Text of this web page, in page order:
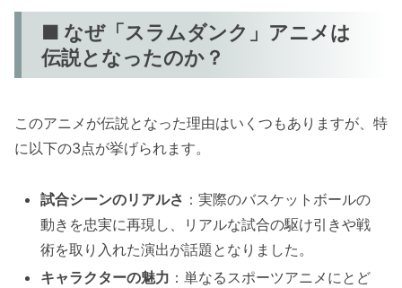
■ なぜ「スラムダンク」アニメは
伝説となったのか？
このアニメが伝説となった理由はいくつもありますが、特
に以下の3点が挙げられます。
試合シーンのリアルさ ：実際のバスケットボールの
動きを忠実に再現し、リアルな試合の駆け引きや戦
術を取り入れた演出が話題となりました。
キャラクターの魅力 ：単なるスポーツアニメにとど